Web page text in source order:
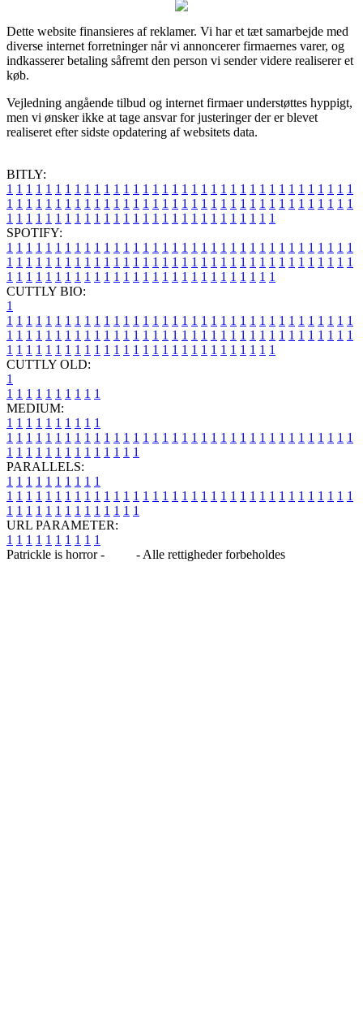
Dette website finansieres af reklamer. Vi har et tæt samarbejde med
diverse internet forretninger når vi annoncerer firmaernes varer, og
indkasserer betaling såfremt den person vi sender videre realiserer et
køb.
Vejledning angående tilbud og internet firmaer understøttes hyppigt,
men vi ønsker ikke at tage ansvar for justeringer der er blevet
realiseret efter sidste opdatering af websitets data.
BITLY:
1 1 1 1 1 1 1 1 1 1 1 1 1 1 1 1 1 1 1 1 1 1 1 1 1 1 1 1 1 1 1 1 1 1 1 1
1 1 1 1 1 1 1 1 1 1 1 1 1 1 1 1 1 1 1 1 1 1 1 1 1 1 1 1 1 1 1 1 1 1 1 1
1 1 1 1 1 1 1 1 1 1 1 1 1 1 1 1 1 1 1 1 1 1 1 1 1 1 1 1
SPOTIFY:
1 1 1 1 1 1 1 1 1 1 1 1 1 1 1 1 1 1 1 1 1 1 1 1 1 1 1 1 1 1 1 1 1 1 1 1
1 1 1 1 1 1 1 1 1 1 1 1 1 1 1 1 1 1 1 1 1 1 1 1 1 1 1 1 1 1 1 1 1 1 1 1
1 1 1 1 1 1 1 1 1 1 1 1 1 1 1 1 1 1 1 1 1 1 1 1 1 1 1 1
CUTTLY BIO:
1
1 1 1 1 1 1 1 1 1 1 1 1 1 1 1 1 1 1 1 1 1 1 1 1 1 1 1 1 1 1 1 1 1 1 1 1
1 1 1 1 1 1 1 1 1 1 1 1 1 1 1 1 1 1 1 1 1 1 1 1 1 1 1 1 1 1 1 1 1 1 1 1
1 1 1 1 1 1 1 1 1 1 1 1 1 1 1 1 1 1 1 1 1 1 1 1 1 1 1 1
CUTTLY OLD:
1
1 1 1 1 1 1 1 1 1 1
MEDIUM:
1 1 1 1 1 1 1 1 1 1
1 1 1 1 1 1 1 1 1 1 1 1 1 1 1 1 1 1 1 1 1 1 1 1 1 1 1 1 1 1 1 1 1 1 1 1
1 1 1 1 1 1 1 1 1 1 1 1 1 1
PARALLELS:
1 1 1 1 1 1 1 1 1 1
1 1 1 1 1 1 1 1 1 1 1 1 1 1 1 1 1 1 1 1 1 1 1 1 1 1 1 1 1 1 1 1 1 1 1 1
1 1 1 1 1 1 1 1 1 1 1 1 1 1
URL PARAMETER:
1 1 1 1 1 1 1 1 1 1
Patrickle is horror -
- Alle rettigheder forbeholdes